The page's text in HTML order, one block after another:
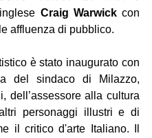
Craig Warwick con
affluenza di pubblico.
è stato inaugurato con
del sindaco di Milazzo,
dell’assessore alla cultura
personaggi illustri e di
il critico d'arte Italiano. Il